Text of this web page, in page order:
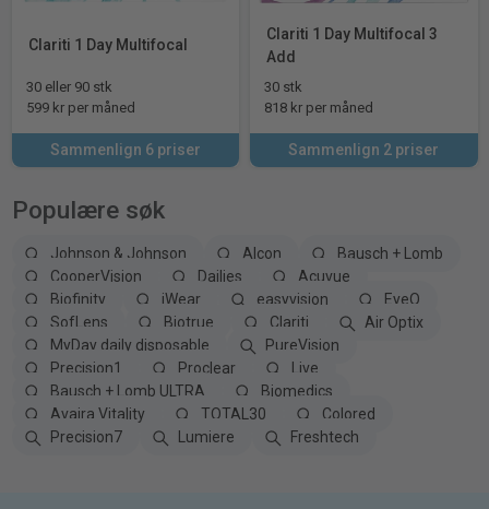
Clariti 1 Day Multifocal
30 eller 90 stk
599 kr per måned
Sammenlign 6 priser
Clariti 1 Day Multifocal 3
Add
30 stk
818 kr per måned
Sammenlign 2 priser
Populære søk
Johnson & Johnson Alcon
Bausch + Lomb
CooperVision
Dailies
Acuvue
Biofinity
iWear easyvision
EyeQ
SofLens
Biotrue Clariti
Air Optix
MyDay daily disposable
PureVision
Precision1
Proclear
Live
Bausch + Lomb ULTRA
Biomedics
Avaira Vitality
TOTAL30
Colored
Precision7
Lumiere Freshtech